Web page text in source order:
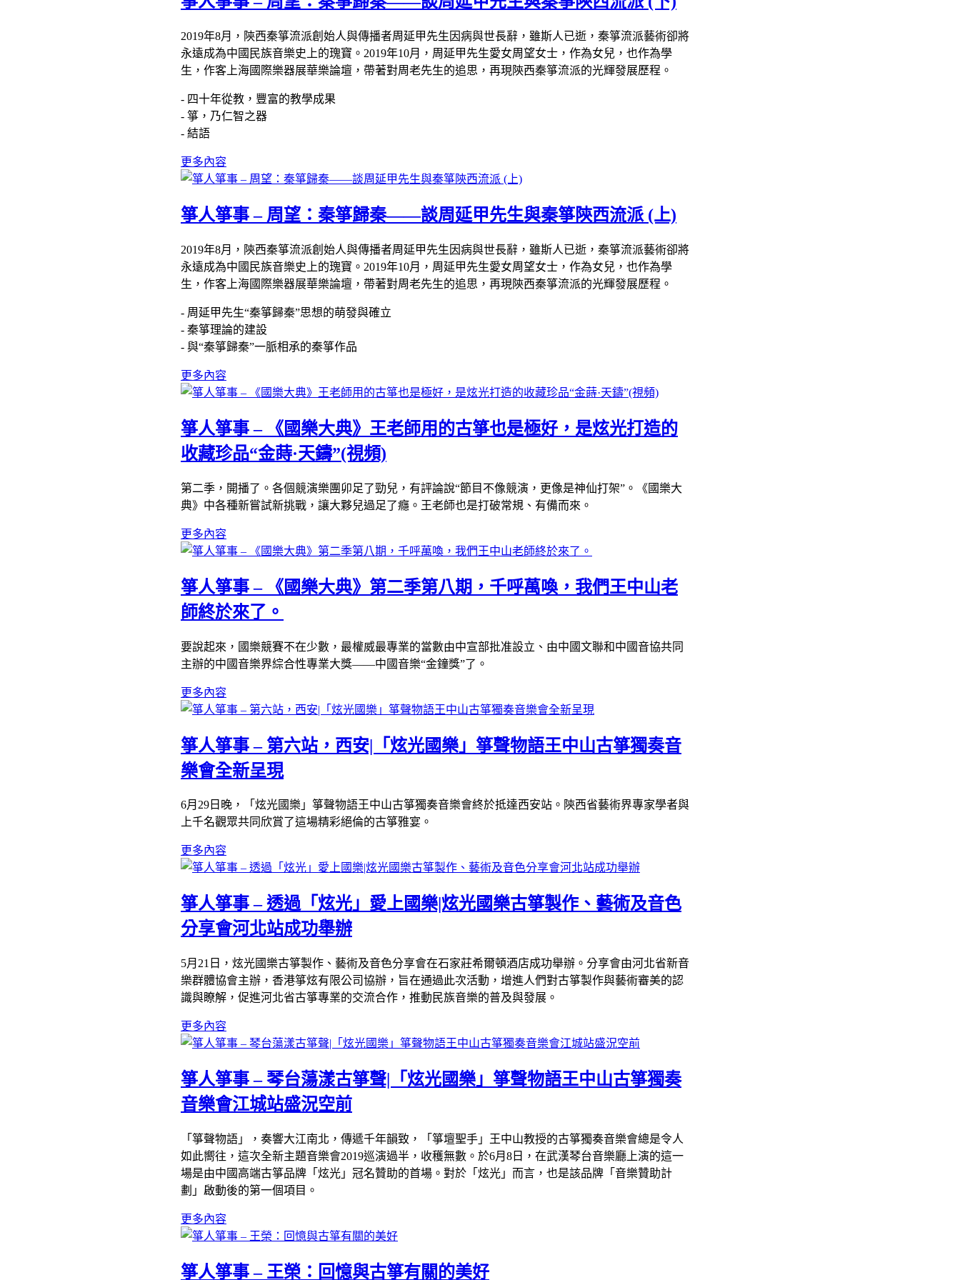
2019年8月，陝西秦箏流派創始人與傳播者周延甲先生因病與世長辭，雖斯人已逝，秦箏流派藝術卻將
永遠成為中國民族音樂史上的瑰寶。2019年10月，周延甲先生愛女周望女士，作為女兒，也作為學
生，作客上海國際樂器展華樂論壇，帶著對周老先生的追思，再現陝西秦箏流派的光輝發展歷程。
- 四十年從教，豐富的教學成果
- 箏，乃仁智之器
- 結語
更多內容
箏人箏事 – 周望：秦箏歸秦——談周延甲先生與秦箏陝西流派 (上)
2019年8月，陝西秦箏流派創始人與傳播者周延甲先生因病與世長辭，雖斯人已逝，秦箏流派藝術卻將
永遠成為中國民族音樂史上的瑰寶。2019年10月，周延甲先生愛女周望女士，作為女兒，也作為學
生，作客上海國際樂器展華樂論壇，帶著對周老先生的追思，再現陝西秦箏流派的光輝發展歷程。
- 周延甲先生“秦箏歸秦”思想的萌發與確立
- 秦箏理論的建設
- 與“秦箏歸秦”一脈相承的秦箏作品
更多內容
箏人箏事 – 《國樂大典》王老師用的古箏也是極好，是炫光打造的
收藏珍品“金蒔·天鑄”(視頻)
第二季，開播了。各個競演樂團卯足了勁兒，有評論說“節目不像競演，更像是神仙打架”。《國樂大
典》中各種新嘗試新挑戰，讓大夥兒過足了癮。王老師也是打破常規、有備而來。
更多內容
箏人箏事 – 《國樂大典》第二季第八期，千呼萬喚，我們王中山老
師終於來了。
要說起來，國樂競賽不在少數，最權威最專業的當數由中宣部批准設立、由中國文聯和中國音協共同
主辦的中國音樂界綜合性專業大獎——中國音樂“金鐘獎”了。
更多內容
箏人箏事 – 第六站，西安|「炫光國樂」箏聲物語王中山古箏獨奏音
樂會全新呈現
6月29日晚，「炫光國樂」箏聲物語王中山古箏獨奏音樂會終於抵達西安站。 陝西省藝術界專家學者與
上千名觀眾共同欣賞了這場精彩絕倫的古箏雅宴。
更多內容
箏人箏事 – 透過「炫光」愛上國樂|炫光國樂古箏製作、藝術及音色
分享會河北站成功舉辦
5月21日，炫光國樂古箏製作、藝術及音色分享會在石家莊希爾頓酒店成功舉辦。分享會由河北省新音
樂群體協會主辦，香港箏炫有限公司協辦，旨在通過此次活動，增進人們對古箏製作與藝術審美的認
識與瞭解，促進河北省古箏專業的交流合作，推動民族音樂的普及與發展。
更多內容
箏人箏事 – 琴台蕩漾古箏聲|「炫光國樂」箏聲物語王中山古箏獨奏
音樂會江城站盛況空前
「箏聲物語」，奏響大江南北，傳遞千年韻致，「箏壇聖手」王中山教授的古箏獨奏音樂會總是令人
如此嚮往，這次全新主題音樂會2019巡演過半，收穫無數。於6月8日，在武漢琴台音樂廳上演的這一
場是由中國高端古箏品牌「炫光」冠名贊助的首場。對於「炫光」而言，也是該品牌「音樂贊助計
劃」啟動後的第一個項目。
更多內容
箏人箏事 – 王榮：回憶與古箏有關的美好